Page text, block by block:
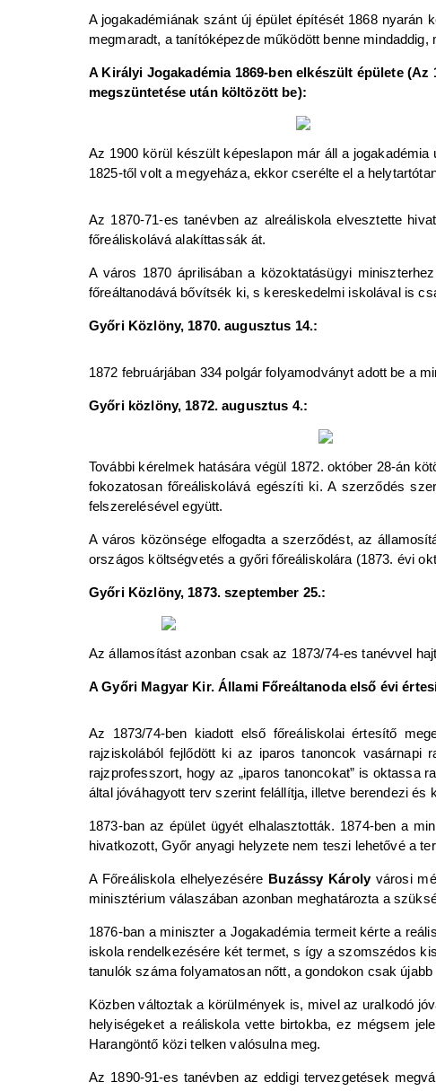
A jogakadémiának szánt új épület építését 1868
megmaradt, a tanítóképezde működött benne
A Királyi Jogakadémia 1869-ben elkészült épülete
megszüntetése után költözött be):
Az 1900 körül készült képeslapon már áll a
1825-től volt a megyeháza, ekkor cserélte el a
Az 1870-71-es tanévben az alreáliskola elvesztette
főreáliskolává alakíttassák át.
A város 1870 áprilisában a közoktatásügyi
főreáltanodává bővítsék ki, s kereskedelmi iskolával is
Győri Közlöny, 1870. augusztus 14.:
1872 februárjában 334 polgár folyamodványt adott be a
Győri közlöny, 1872. augusztus 4.:
További kérelmek hatására végül 1872. október 28-án
fokozatosan főreáliskolává egészíti ki. A szerződés
felszerelésével együtt.
A város közönsége elfogadta a szerződést, az
országos költségvetés a győri főreáliskolára (1873. évi
Győri Közlöny, 1873. szeptember 25.:
Az államosítást azonban csak az 1873/74-es tanévvel
A Győri Magyar Kir. Állami Főreáltanoda első évi
Az 1873/74-ben kiadott első főreáliskolai értesítő
rajziskolából fejlődött ki az iparos tanoncok vasárnapi
rajzprofesszort, hogy az „iparos tanoncokat” is oktassa
által jóváhagyott terv szerint felállítja, illetve berendezi és
1873-ban az épület ügyét elhalasztották. 1874-ben a
hivatkozott, Győr anyagi helyzete nem teszi lehetővé a
A Főreáliskola elhelyezésére Buzássy Károlyvárosi
minisztérium válaszában azonban meghatározta a
1876-ban a miniszter a Jogakadémia termeit kérte a
iskola rendelkezésére két termet, s így a szomszédos
tanulók száma folyamatosan nőtt, a gondokon csak
Közben változtak a körülmények is, mivel az uralkodó
helyiségeket a reáliskola vette birtokba, ez mégsem
Harangöntő közi telken valósulna meg.
Az 1890-91-es tanévben az eddigi tervezgetések